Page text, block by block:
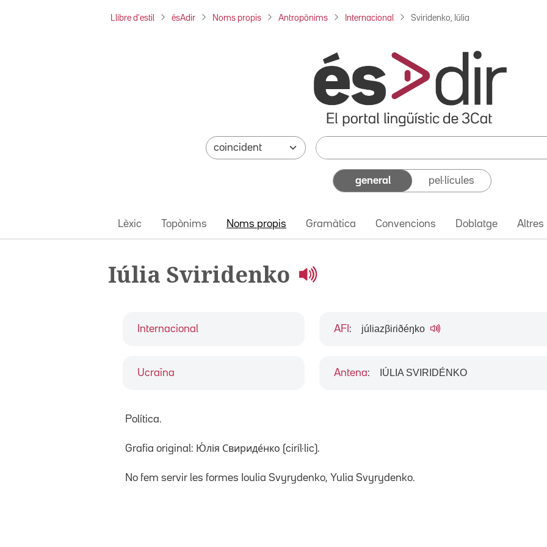
Llibre d'estil ésAdir Noms propis Antropònims Internacional Sviridenko, Iúlia
general pel·lícules
Lèxic Topònims Noms propis Gramàtica Convencions Doblatge Altres
Iúlia Sviridenko
Internacional
Ucraïna
AFI : júliazβiɾiðéŋko
Antena: IÚLIA SVIRIDÉNKO
Política.
Grafia original: Ю́лія Свириде́нко (ciríl·lic).
No fem servir les formes Ioulia Svyrydenko, Yulia Svyrydenko.